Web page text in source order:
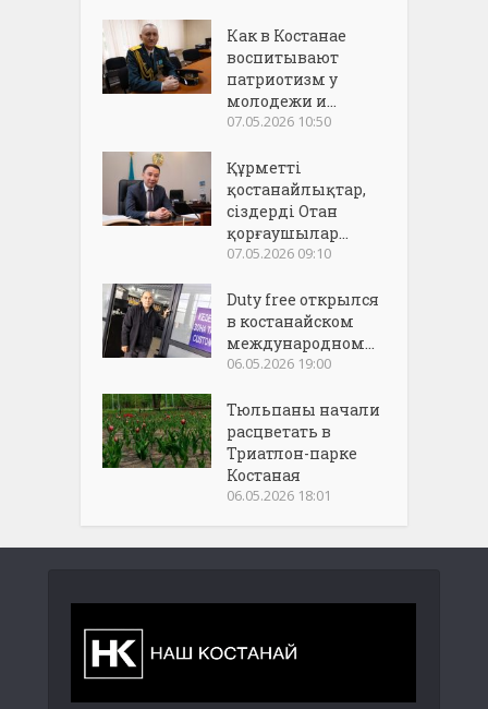
Как в Костанае
воспитывают
патриотизм у
молодежи и...
07.05.2026 10:50
Құрметті
қостанайлықтар,
сіздерді Отан
қорғаушылар...
07.05.2026 09:10
Duty free открылся
в костанайском
международном...
06.05.2026 19:00
Тюльпаны начали
расцветать в
Триатлон-парке
Костаная
06.05.2026 18:01